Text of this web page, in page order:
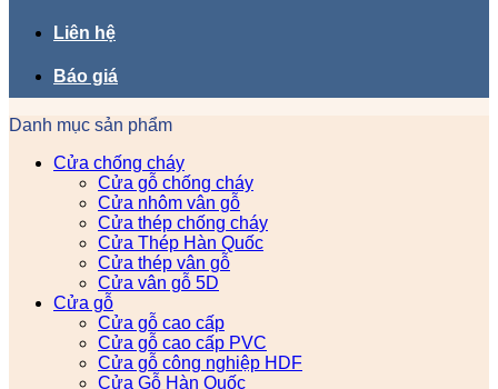
Liên hệ
Báo giá
Danh mục sản phẩm
Cửa chống cháy
Cửa gỗ chống cháy
Cửa nhôm vân gỗ
Cửa thép chống cháy
Cửa Thép Hàn Quốc
Cửa thép vân gỗ
Cửa vân gỗ 5D
Cửa gỗ
Cửa gỗ cao cấp
Cửa gỗ cao cấp PVC
Cửa gỗ công nghiệp HDF
Cửa Gỗ Hàn Quốc